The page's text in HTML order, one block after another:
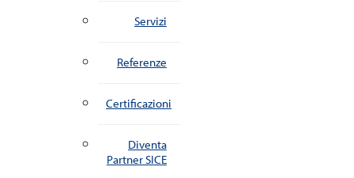
Servizi
Referenze
Certificazioni
Diventa
Partner SICE